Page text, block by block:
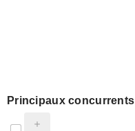
Principaux concurrents